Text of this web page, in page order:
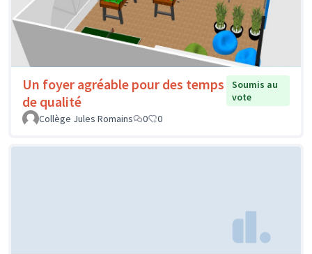
Un foyer agréable pour des temps
de qualité
Soumis au
vote
Collège Jules Romains
0 0